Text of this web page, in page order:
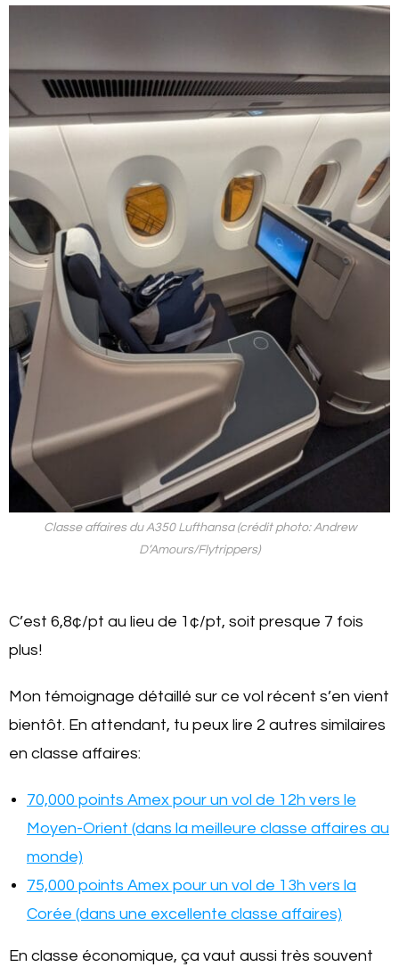
Classe affaires du A350 Lufthansa (crédit photo: Andrew
D’Amours/Flytrippers)
C’est 6,8¢/pt au lieu de 1¢/pt, soit presque 7 fois
plus!
Mon témoignage détaillé sur ce vol récent s’en vient
bientôt. En attendant, tu peux lire 2 autres similaires
en classe affaires:
70,000 points Amex pour un vol de 12h vers le
Moyen-Orient (dans la meilleure classe affaires au
monde)
75,000 points Amex pour un vol de 13h vers la
Corée (dans une excellente classe affaires)
En classe économique, ça vaut aussi très souvent